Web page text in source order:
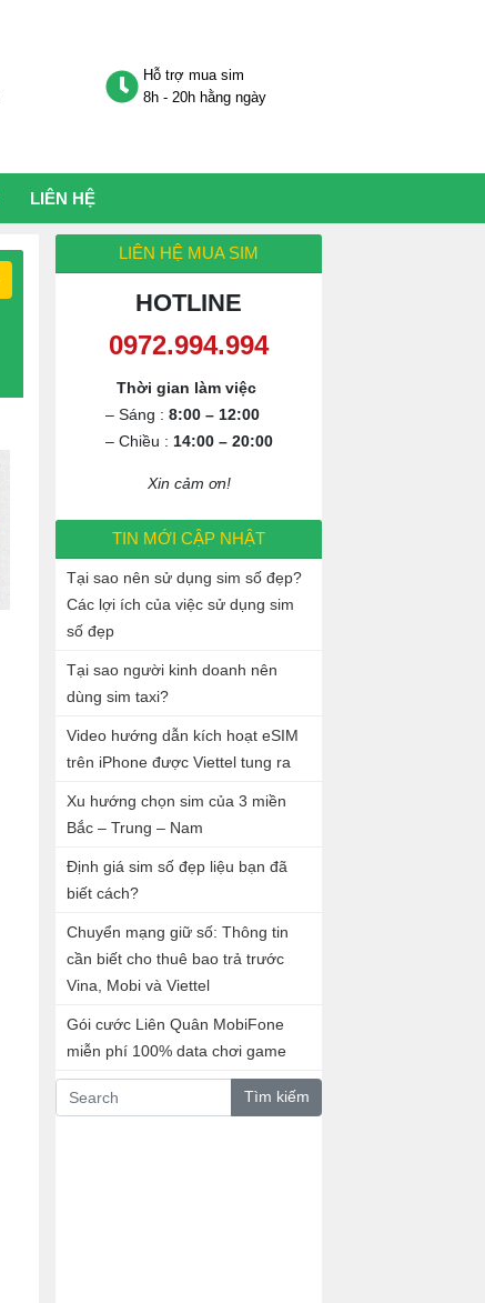
Hỗ trợ mua sim
8h - 20h hằng ngày
LIÊN HỆ
LIÊN HỆ MUA SIM
HOTLINE
0972.994.994
Thời gian làm việc
– Sáng : 8:00 – 12:00
– Chiều : 14:00 – 20:00
Xin cảm ơn!
TIN MỚI CẬP NHẬT
Tại sao nên sử dụng sim số đẹp?
Các lợi ích của việc sử dụng sim
số đẹp
Tại sao người kinh doanh nên
dùng sim taxi?
Video hướng dẫn kích hoạt eSIM
trên iPhone được Viettel tung ra
Xu hướng chọn sim của 3 miền
Bắc – Trung – Nam
Định giá sim số đẹp liệu bạn đã
biết cách?
Chuyển mạng giữ số: Thông tin
cần biết cho thuê bao trả trước
Vina, Mobi và Viettel
Gói cước Liên Quân MobiFone
miễn phí 100% data chơi game
Tìm kiếm